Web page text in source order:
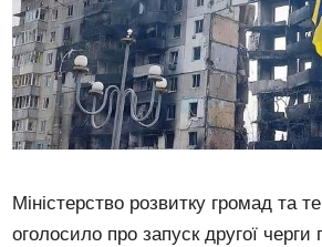
Міністерство розвитку громад та
оголосило про запуск другої черги